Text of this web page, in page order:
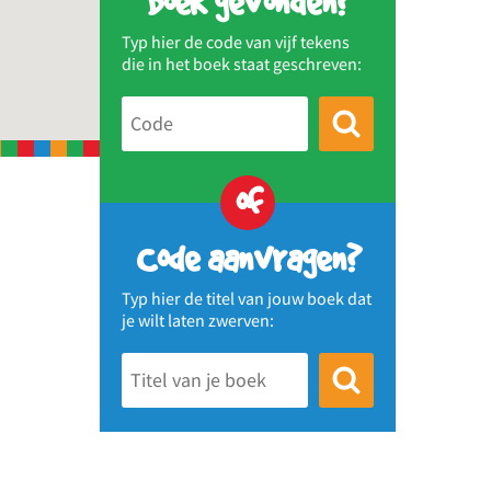
Typ hier de code van vijf tekens
die in het boek staat geschreven:
of
Code aanvragen?
Typ hier de titel van jouw boek dat
je wilt laten zwerven: